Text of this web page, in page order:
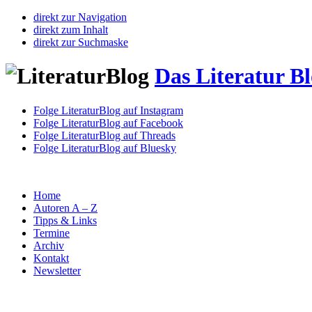
direkt zur Navigation
direkt zum Inhalt
direkt zur Suchmaske
Das Literatur
Folge LiteraturBlog auf Instagram
Folge LiteraturBlog auf Facebook
Folge LiteraturBlog auf Threads
Folge LiteraturBlog auf Bluesky
Home
Autoren A – Z
Tipps & Links
Termine
Archiv
Kontakt
Newsletter